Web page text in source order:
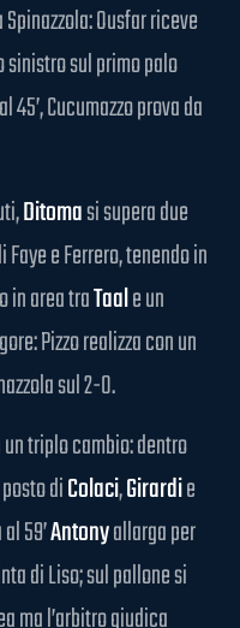
Ousfar riceve
sul primo palo
45’, Cucumazzo prova da
Ditomasi supera due
e Ferrero, tenendo in
in area traTaale un
Pizzo realizza con un
sul 2-0.
triplo cambio: dentro
diColaci,Girardie
59’Antonyallarga per
di Liso; sul pallone si
ma l’arbitro giudica